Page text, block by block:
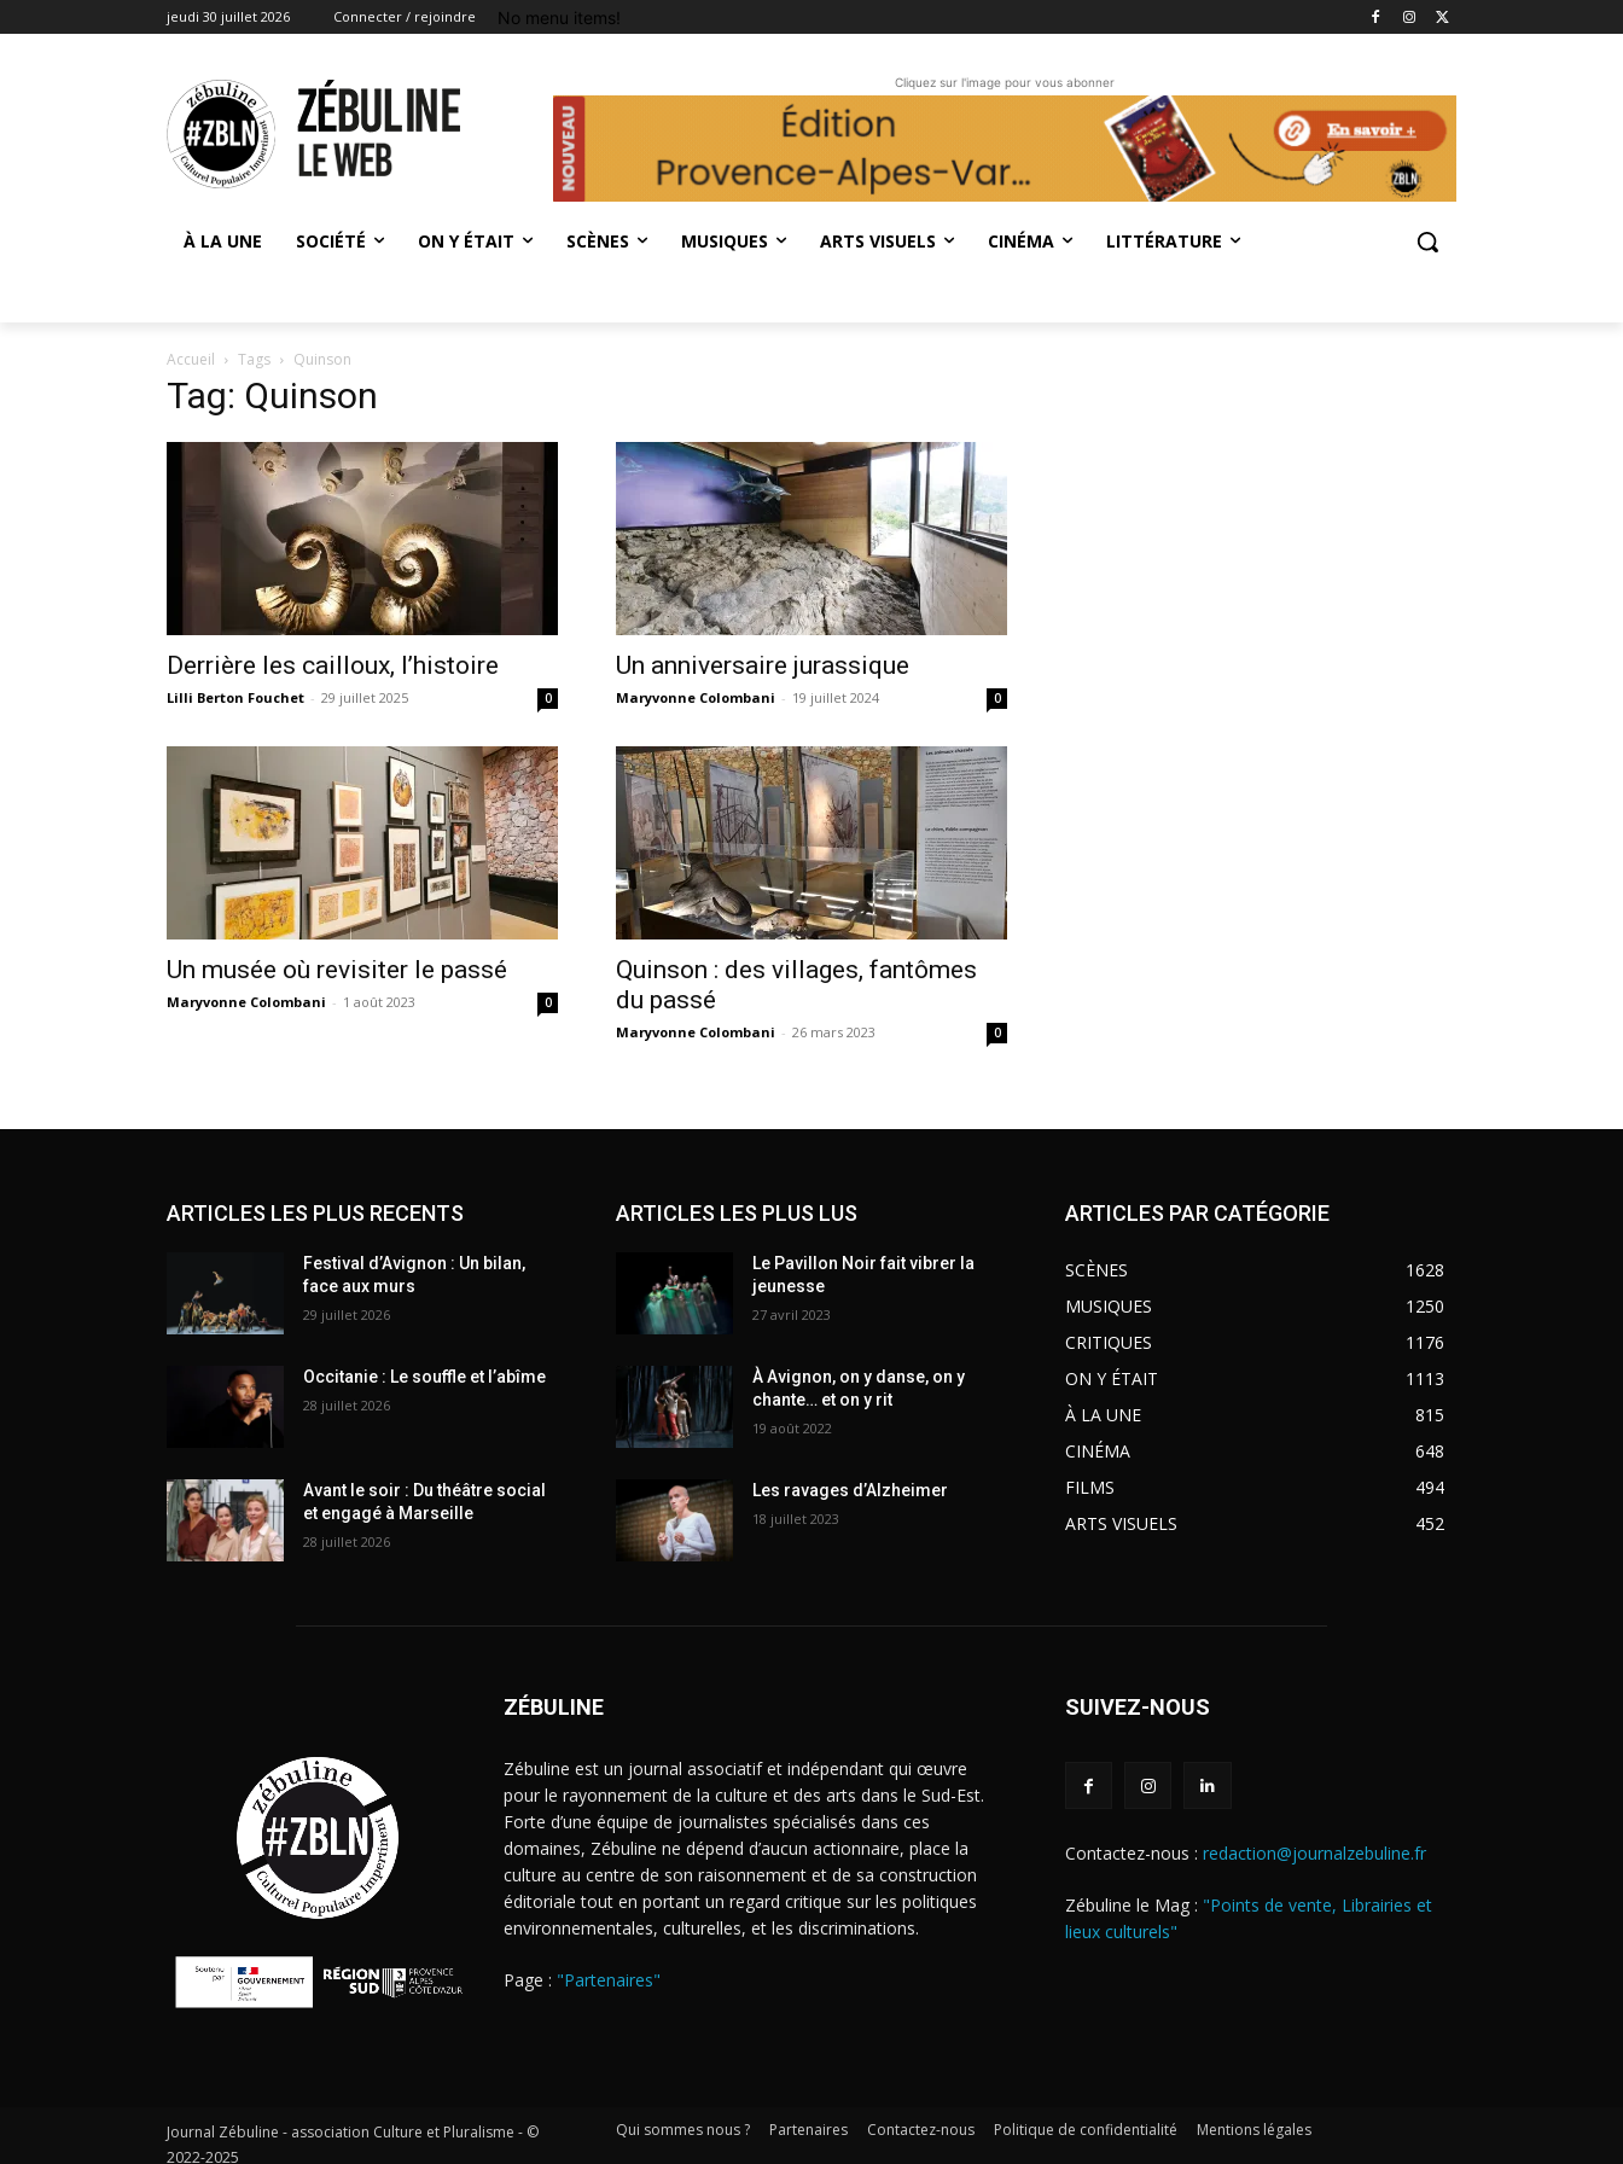
jeudi 30 juillet 2026 Connecter / rejoindre No menu items!
Cliquez sur l'image pour vous abonner
À LA UNE SOCIÉTÉ ON Y ÉTAIT SCÈNES MUSIQUES ARTS VISUELS CINÉMA LITTÉRATURE
Accueil Tags Quinson
Tag: Quinson
Derrière les cailloux, l’histoire
Lilli Berton Fouchet - 29 juillet 2025 0
Un anniversaire jurassique
Maryvonne Colombani - 19 juillet 2024 0
Un musée où revisiter le passé
Maryvonne Colombani - 1 août 2023 0
Quinson : des villages, fantômes
du passé
Maryvonne Colombani - 26 mars 2023 0
ARTICLES LES PLUS RECENTS
Festival d’Avignon : Un bilan,
face aux murs
29 juillet 2026
Occitanie : Le souffle et l’abîme
28 juillet 2026
Avant le soir : Du théâtre social
et engagé à Marseille
28 juillet 2026
ARTICLES LES PLUS LUS
Le Pavillon Noir fait vibrer la
jeunesse
27 avril 2023
À Avignon, on y danse, on y
chante… et on y rit
19 août 2022
Les ravages d’Alzheimer
18 juillet 2023
ARTICLES PAR CATÉGORIE
SCÈNES
1628
MUSIQUES
1250
CRITIQUES
1176
ON Y ÉTAIT
1113
À LA UNE
815
CINÉMA
648
FILMS
494
ARTS VISUELS
452
ZÉBULINE
Zébuline est un journal associatif et indépendant qui œuvre
pour le rayonnement de la culture et des arts dans le Sud-Est.
Forte d’une équipe de journalistes spécialisés dans ces
domaines, Zébuline ne dépend d’aucun actionnaire, place la
culture au centre de son raisonnement et de sa construction
éditoriale tout en portant un regard critique sur les politiques
environnementales, culturelles, et les discriminations.
Page : "Partenaires"
SUIVEZ-NOUS
Contactez-nous : redaction@journalzebuline.fr
Zébuline le Mag : "Points de vente, Librairies et
lieux culturels"
Journal Zébuline - association Culture et Pluralisme - ©
2022-2025
Qui sommes nous ? Partenaires Contactez-nous Politique de confidentialité Mentions légales